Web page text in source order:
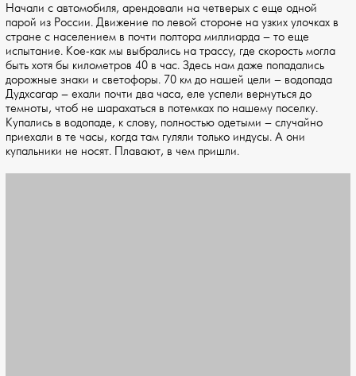
Начали с автомобиля, арендовали на четверых с еще одной
парой из России. Движение по левой стороне на узких улочках в
стране с населением в почти полтора миллиарда – то еще
испытание. Кое-как мы выбрались на трассу, где скорость могла
быть хотя бы километров 40 в час. Здесь нам даже попадались
дорожные знаки и светофоры. 70 км до нашей цели – водопада
Дудхсагар – ехали почти два часа, еле успели вернуться до
темноты, чтоб не шарахаться в потемках по нашему поселку.
Купались в водопаде, к слову, полностью одетыми – случайно
приехали в те часы, когда там гуляли только индусы. А они
купальники не носят. Плавают, в чем пришли.